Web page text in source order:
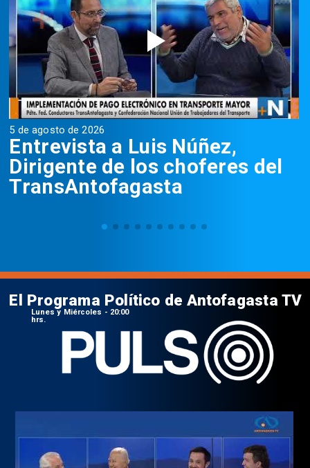
5 de agosto de 2026
Entrevista a Luis Núñez,
Dirigente de los choferes del
TransAntofagasta
El Programa Político de Antofagasta TV
Lunes y Miércoles - 20:00
hrs.